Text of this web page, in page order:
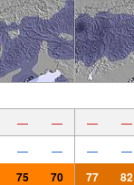
— — — —
— — — —
75 70 77 82